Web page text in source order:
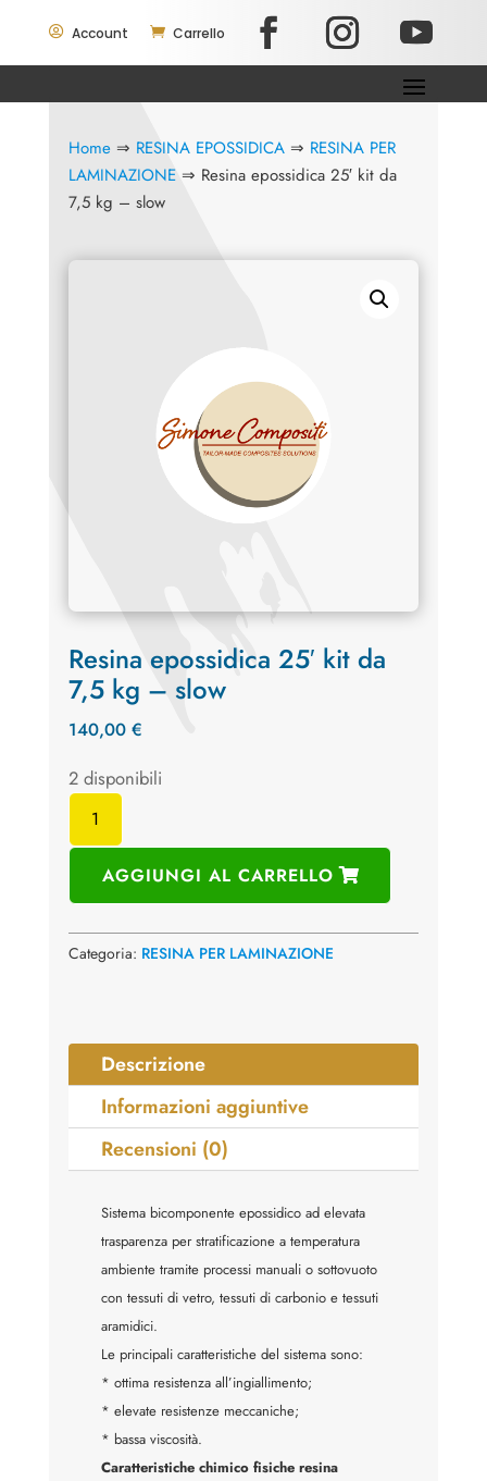
 Account  Carrello
Home⇒ RESINA EPOSSIDICA⇒ RESINA PER
LAMINAZIONE⇒ Resina epossidica 25′ kit da
7,5 kg – slow
Resina epossidica 25′ kit da
7,5 kg – slow
140,00 €
2 disponibili
Resina
epossidica
25'
da
7,5
kg
quantità
AGGIUNGI AL CARRELLO
Categoria: RESINA PER LAMINAZIONE
Descrizione
Informazioni aggiuntive
Recensioni (0)
Sistema bicomponente epossidico ad elevata
trasparenza per stratificazione a temperatura
ambiente tramite processi manuali o sottovuoto
con tessuti di vetro, tessuti di carbonio e tessuti
aramidici.
Le principali caratteristiche del sistema sono:
* ottima resistenza all’ingiallimento;
* elevate resistenze meccaniche;
* bassa viscosità.
Caratteristiche chimico fisiche resina